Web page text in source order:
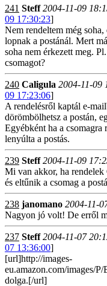
241 Steff 2004-11-09
09 17:30:23]
Nem rendeltem még
lopnak a postánál. Mert
soha nem érkezett meg.
csomagot?
240 Caligula 2004-11-09
09 17:23:06]
A rendelésről kaptál e-
dörömbölhetsz a postán,
Egyébként ha a
lenyúlta a postás.
239 Steff 2004-11-09
Mi van akkor, ha
és eltűnik a csomag a
238 janomano 2004-11-
Nagyon jó volt! De erről
237 Steff 2004-11-07
07 13:36:00]
[url]http://images-
eu.amazon.com/images/
dolga.[/url]